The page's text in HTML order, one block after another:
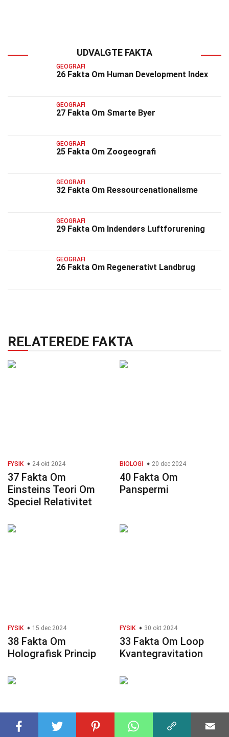
UDVALGTE FAKTA
GEOGRAFI
26 Fakta Om Human Development Index
GEOGRAFI
27 Fakta Om Smarte Byer
GEOGRAFI
25 Fakta Om Zoogeografi
GEOGRAFI
32 Fakta Om Ressourcenationalisme
GEOGRAFI
29 Fakta Om Indendørs Luftforurening
GEOGRAFI
26 Fakta Om Regenerativt Landbrug
RELATEREDE FAKTA
FYSIK 24 okt 2024
37 Fakta Om
Einsteins Teori Om
Speciel Relativitet
BIOLOGI 20 dec 2024
40 Fakta Om
Panspermi
FYSIK 15 dec 2024
38 Fakta Om
Holografisk Princip
FYSIK 30 okt 2024
33 Fakta Om Loop
Kvantegravitation